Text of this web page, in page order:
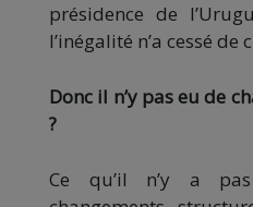
présidence de
l’inégalité n’a cessé de
Donc il n’y pas eu de
?
Ce qu’il n’y a